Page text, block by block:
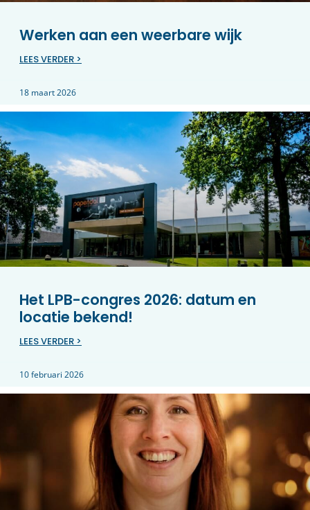
Werken aan een weerbare wijk
LEES VERDER >
18 maart 2026
Het LPB-congres 2026: datum en
locatie bekend!
LEES VERDER >
10 februari 2026